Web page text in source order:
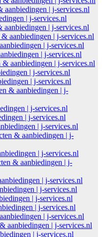
| j-services.nl
| j-services.nl
| j-services.nl
aanbiedingen | j-services.nl
| j-services.nl
| j-services.nl
aanbiedingen | j-services.nl
| j-services.nl
| j-services.nl
& aanbiedingen | j-
| j-services.nl
| j-services.nl
| j-services.nl
& aanbiedingen | j-
| j-services.nl
& aanbiedingen | j-
| j-services.nl
| j-services.nl
| j-services.nl
| j-services.nl
| j-services.nl
aanbiedingen | j-services.nl
| j-services.nl